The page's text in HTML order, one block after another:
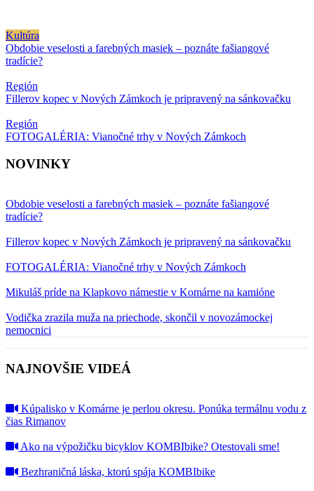
Kultúra
Obdobie veselosti a farebných masiek – poznáte fašiangové
tradície?
Región
Fillerov kopec v Nových Zámkoch je pripravený na sánkovačku
Región
FOTOGALÉRIA: Vianočné trhy v Nových Zámkoch
NOVINKY
Obdobie veselosti a farebných masiek – poznáte fašiangové
tradície?
Fillerov kopec v Nových Zámkoch je pripravený na sánkovačku
FOTOGALÉRIA: Vianočné trhy v Nových Zámkoch
Mikuláš príde na Klapkovo námestie v Komárne na kamióne
Vodička zrazila muža na priechode, skončil v novozámockej
nemocnici
NAJNOVŠIE VIDEÁ
Kúpalisko v Komárne je perlou okresu. Ponúka termálnu vodu z
čias Rimanov
Ako na výpožičku bicyklov KOMBIbike? Otestovali sme!
Bezhraničná láska, ktorú spája KOMBIbike